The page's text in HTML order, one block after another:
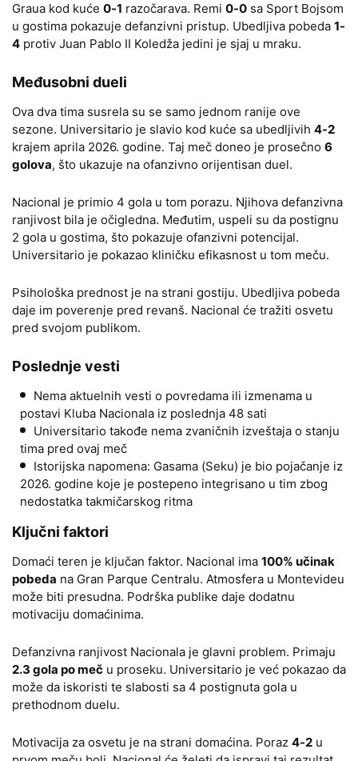
Graua kod kuće 0-1 razočarava. Remi 0-0 sa Sport Bojsom
u gostima pokazuje defanzivni pristup. Ubedljiva pobeda 1-
4 protiv Juan Pablo II Koledža jedini je sjaj u mraku.
Međusobni dueli
Ova dva tima susrela su se samo jednom ranije ove
sezone. Universitario je slavio kod kuće sa ubedljivih 4-2
krajem aprila 2026. godine. Taj meč doneo je prosečno 6
golova, što ukazuje na ofanzivno orijentisan duel.
Nacional je primio 4 gola u tom porazu. Njihova defanzivna
ranjivost bila je očigledna. Međutim, uspeli su da postignu
2 gola u gostima, što pokazuje ofanzivni potencijal.
Universitario je pokazao kliničku efikasnost u tom meču.
Psihološka prednost je na strani gostiju. Ubedljiva pobeda
daje im poverenje pred revanš. Nacional će tražiti osvetu
pred svojom publikom.
Poslednje vesti
Nema aktuelnih vesti o povredama ili izmenama u
postavi Kluba Nacionala iz poslednja 48 sati
Universitario takođe nema zvaničnih izveštaja o stanju
tima pred ovaj meč
Istorijska napomena: Gasama (Seku) je bio pojačanje iz
2026. godine koje je postepeno integrisano u tim zbog
nedostatka takmičarskog ritma
Ključni faktori
Domaći teren je ključan faktor. Nacional ima 100% učinak
pobeda na Gran Parque Centralu. Atmosfera u Montevideu
može biti presudna. Podrška publike daje dodatnu
motivaciju domaćinima.
Defanzivna ranjivost Nacionala je glavni problem. Primaju
2.3 gola po meč u proseku. Universitario je već pokazao da
može da iskoristi te slabosti sa 4 postignuta gola u
prethodnom duelu.
Motivacija za osvetu je na strani domaćina. Poraz 4-2 u